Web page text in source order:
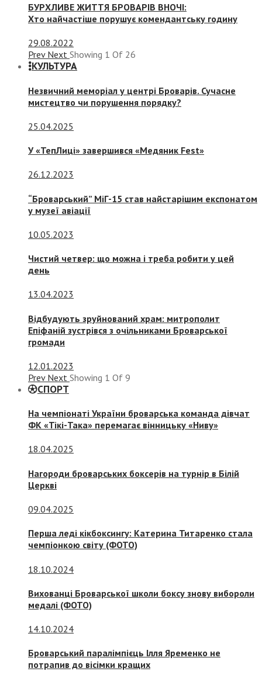
БУРХЛИВЕ ЖИТТЯ БРОВАРІВ ВНОЧІ:
Хто найчастіше порушує комендантську годину
29.08.2022
Prev Next Showing 1 Of 26
КУЛЬТУРА
Незвичний меморіал у центрі Броварів. Сучасне
мистецтво чи порушення порядку?
25.04.2025
У «ТепЛиці» завершився «Медяник Fest»
26.12.2023
“Броварський” МіГ-15 став найстарішим експонатом
у музеї авіації
10.05.2023
Чистий четвер: що можна і треба робити у цей
день
13.04.2023
Відбудують зруйнований храм: митрополит
Епіфаній зустрівся з очільниками Броварської
громади
12.01.2023
Prev Next Showing 1 Of 9
СПОРТ
На чемпіонаті України броварська команда дівчат
ФК «Тікі-Така» перемагає вінницьку «Ниву»
18.04.2025
Нагороди броварських боксерів на турнір в Білій
Церкві
09.04.2025
Перша леді кікбоксингу: Катерина Титаренко стала
чемпіонкою світу (ФОТО)
18.10.2024
Вихованці Броварської школи боксу знову вибороли
медалі (ФОТО)
14.10.2024
Броварський паралімпієць Ілля Яременко не
потрапив до вісімки кращих